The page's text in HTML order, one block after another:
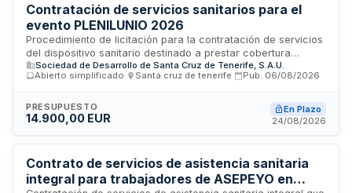
Contratación de servicios sanitarios para el
evento PLENILUNIO 2026
Procedimiento de licitación para la contratación de servicios
del dispositivo sanitario destinado a prestar cobertura
asistencial en el evento PLENILUNIO 2026. La entidad
contratante es la Sociedad de Desarrollo de Santa Cruz de
sanitarios conforme a las especificaciones técnicas
contenidas en el Pliego de Prescripciones Técnicas
Cuadro de Características del pliego e incluye el Impuesto
General Indirecto Canario.
Sociedad de Desarrollo de Santa Cruz de Tenerife, S.A.U.
Abierto simplificado
Santa cruz de tenerife Pub. 06/08/2026
PRESUPUESTO
14.900,00 EUR
En Plazo
24/08/2026
Contrato de servicios de asistencia sanitaria
integral para trabajadores de ASEPEYO en